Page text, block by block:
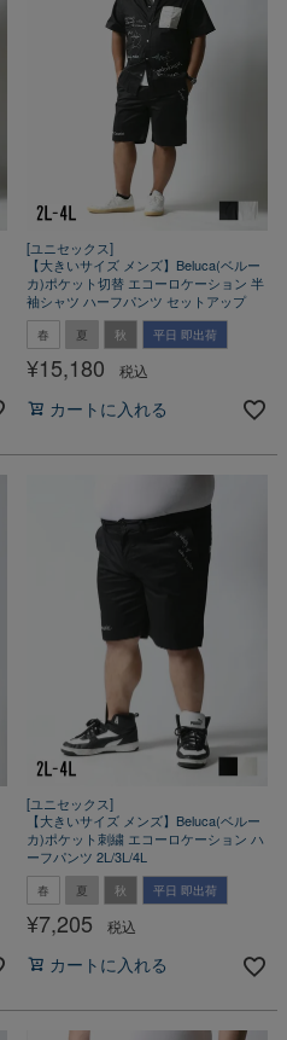
[ユニセックス]
【大きいサイズ メンズ】Beluca(ベルー
カ)ポケット切替 エコーロケーション 半
袖シャツ ハーフパンツ セットアップ
春 夏 秋 平日 即出荷
¥15,180 税込
カートに入れる
[ユニセックス]
【大きいサイズ メンズ】Beluca(ベルー
カ)ポケット刺繍 エコーロケーション ハ
ーフパンツ 2L/3L/4L
春 夏 秋 平日 即出荷
¥7,205 税込
カートに入れる